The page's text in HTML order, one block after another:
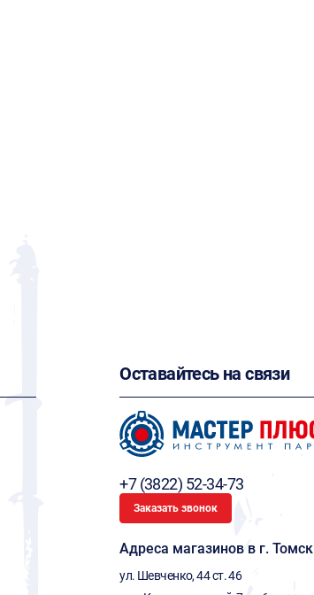
Оставайтесь на связи
+7 (3822) 52-34-73
Заказать звонок
Адреса магазинов в г. Томск
ул. Шевченко, 44 ст. 46